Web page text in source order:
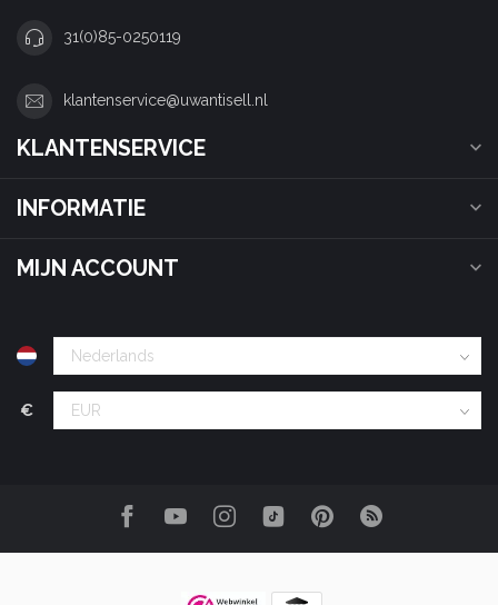
31(0)85-0250119
klantenservice@uwantisell.nl
KLANTENSERVICE
INFORMATIE
MIJN ACCOUNT
€